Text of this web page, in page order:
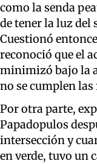
como la senda
de tener la luz del
Cuestionó
reconoció que el
minimizó bajo la
no se cumplen las
Por otra parte,
Papadopulos
intersección y
en verde, tuvo un